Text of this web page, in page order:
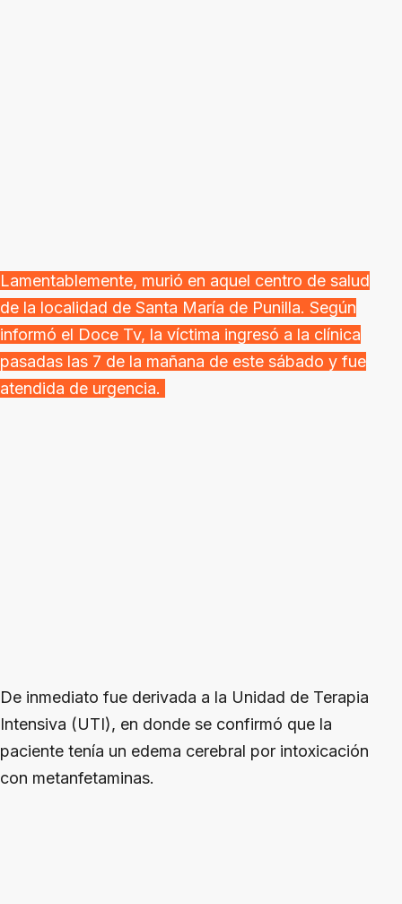
Lamentablemente, murió en aquel centro de salud
de la localidad de Santa María de Punilla. Según
informó el Doce Tv, la víctima ingresó a la clínica
pasadas las 7 de la mañana de este sábado y fue
atendida de urgencia.
De inmediato fue derivada a la Unidad de Terapia
Intensiva (UTI), en donde se confirmó que la
paciente tenía un edema cerebral por intoxicación
con metanfetaminas.